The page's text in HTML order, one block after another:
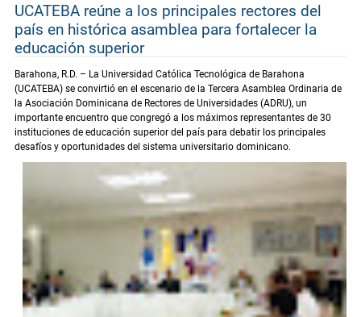
UCATEBA reúne a los principales rectores del
país en histórica asamblea para fortalecer la
educación superior
Barahona, R.D. – La Universidad Católica Tecnológica de Barahona
(UCATEBA) se convirtió en el escenario de la Tercera Asamblea Ordinaria de
la Asociación Dominicana de Rectores de Universidades (ADRU), un
importante encuentro que congregó a los máximos representantes de 30
instituciones de educación superior del país para debatir los principales
desafíos y oportunidades del sistema universitario dominicano.